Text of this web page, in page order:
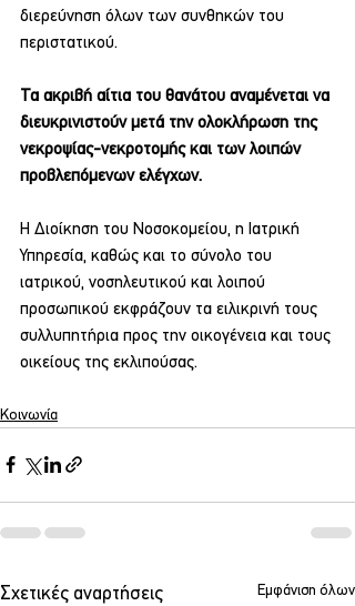
διερεύνηση όλων των συνθηκών του
περιστατικού.
Τα ακριβή αίτια του θανάτου αναμένεται να
διευκρινιστούν μετά την ολοκλήρωση της
νεκροψίας-νεκροτομής και των λοιπών
προβλεπόμενων ελέγχων.
Η Διοίκηση του Νοσοκομείου, η Ιατρική
Υπηρεσία, καθώς και το σύνολο του
ιατρικού, νοσηλευτικού και λοιπού
προσωπικού εκφράζουν τα ειλικρινή τους
συλλυπητήρια προς την οικογένεια και τους
οικείους της εκλιπούσας.
Κοινωνία
Σχετικές αναρτήσεις Εμφάνιση όλων